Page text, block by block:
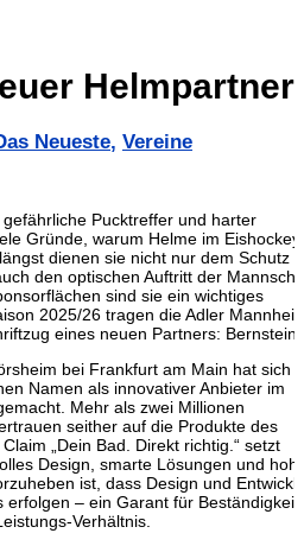
Helmpartner
Neueste, Vereine
Pucktreffer und harter
Gründe, warum Helme im Eishockey
dienen sie nicht nur dem Schutz
den optischen Auftritt der
sind sie ein wichtiges
2025/26 tragen die Adler
eines neuen Partners: Bernstein.
bei Frankfurt am Main hat sich
Namen als innovativer Anbieter im
Mehr als zwei Millionen
seither auf die Produkte des
„Dein Bad. Direkt richtig.“ setzt
Design, smarte Lösungen und
ist, dass Design und
– ein Garant für Beständigkeit
Verhältnis.